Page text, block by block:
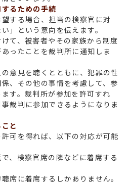
るための手続
する場合、担当の検察官に対
」という意向を伝えます。
て、被害者やその家族から制度
ったことを裁判所に通知しま
意見を聴くとともに、犯罪の性
、その他の事情を考慮して、参
す。裁判所が参加を許可すれ
裁判に参加できるようになりま
と
可を得れば、以下の対応が可能
、検察官席の隣などに着席する
席に着席するしかありません。